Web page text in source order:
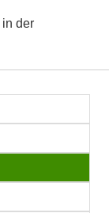
der